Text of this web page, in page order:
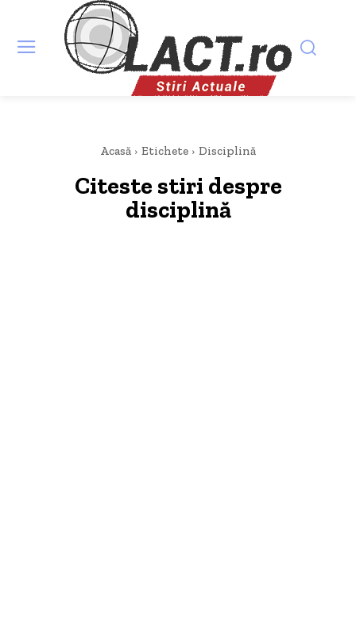
Acasă Etichete Disciplină
Citeste stiri despre
disciplină